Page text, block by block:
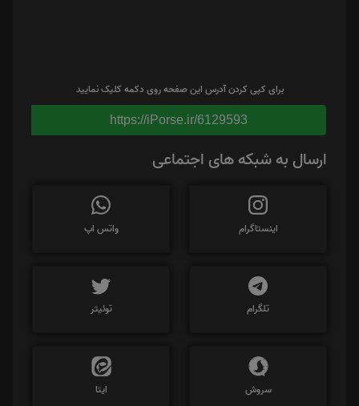
برای کپی کردن آدرس این صفحه روی دکمه کلیک نمایید
https://iPorse.ir/6129593
ارسال به شبکه های اجتماعی
اینستاگرام واتس اپ
تلگرام توئیتر
سروش ایتا